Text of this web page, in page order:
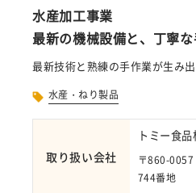
水産加工事業
最新の機械設備と、丁寧
最新技術と熟練の手作業が生み
水産・ねり製品
取り扱い会社
トミー食
〒860-
744番地